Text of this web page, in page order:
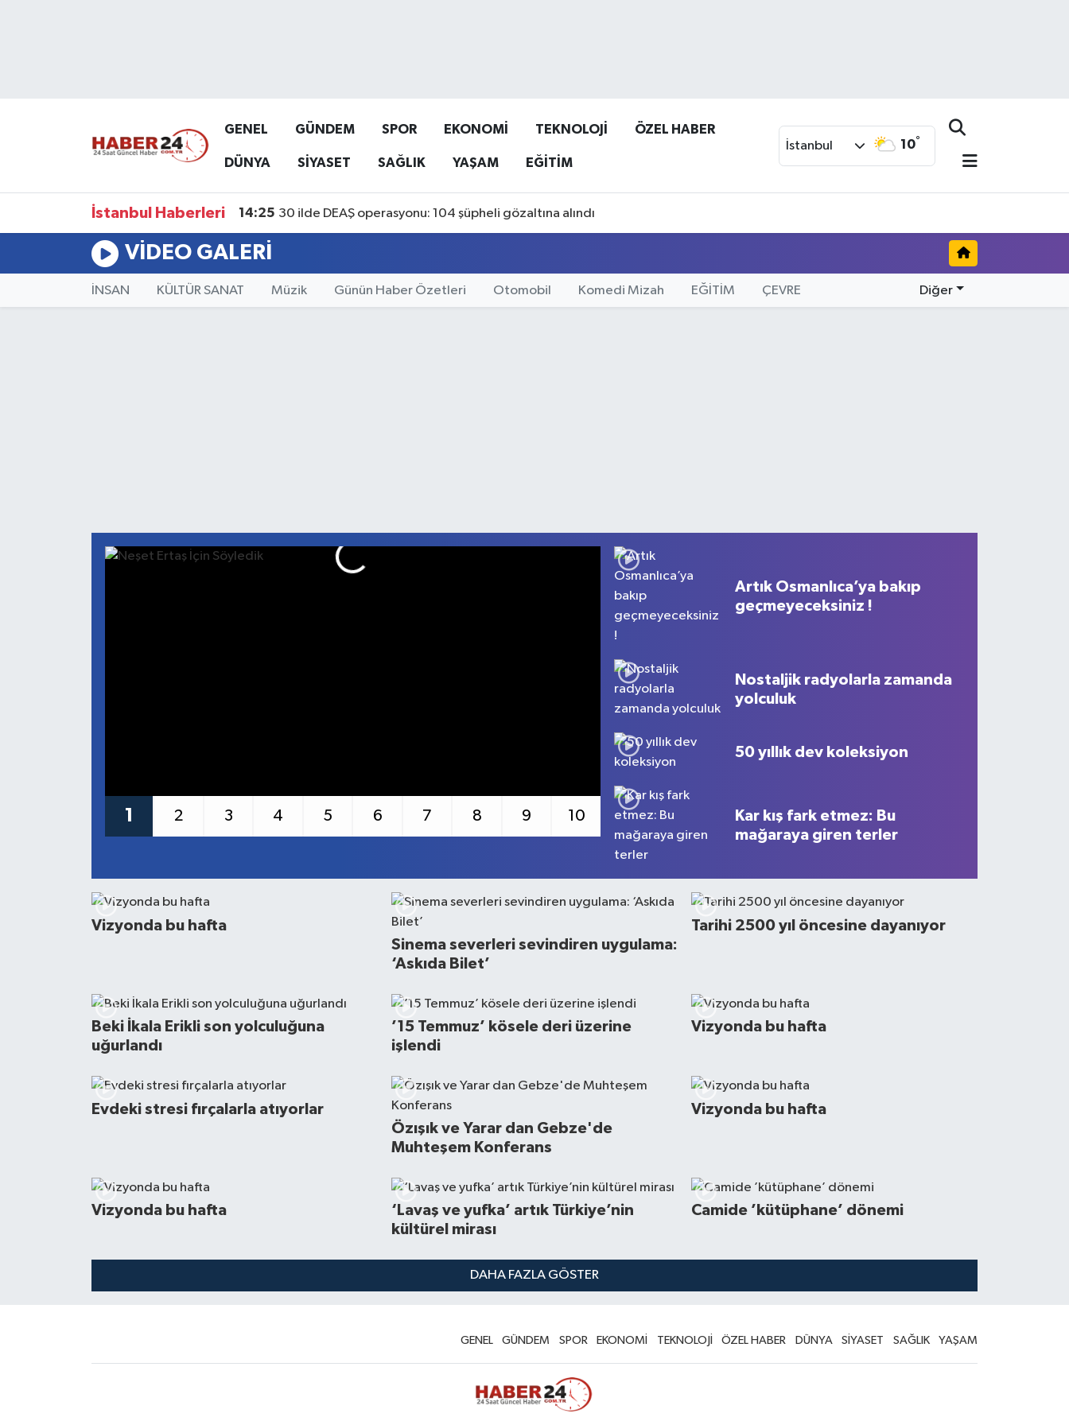
GENEL GÜNDEM SPOR EKONOMİ TEKNOLOJİ ÖZEL HABER
DÜNYA SİYASET SAĞLIK YAŞAM EĞİTİM
İstanbul 10°
İstanbul Haberleri 14:25 30 ilde DEAŞ operasyonu: 104 şüpheli gözaltına alındı
VIDEO GALERI
İNSAN KÜLTÜR SANAT Müzik Günün Haber Özetleri Otomobil Komedi Mizah EĞİTİM ÇEVRE Diğer
1 2 3 4 5 6 7 8 9 10
Artık Osmanlıca’ya bakıp
geçmeyeceksiniz !
Nostaljik radyolarla zamanda
yolculuk
50 yıllık dev koleksiyon
Kar kış fark etmez: Bu
mağaraya giren terler
Vizyonda bu hafta
Sinema severleri sevindiren uygulama:
‘Askıda Bilet’
Tarihi 2500 yıl öncesine dayanıyor
Beki İkala Erikli son yolculuğuna
uğurlandı
’15 Temmuz’ kösele deri üzerine
işlendi
Vizyonda bu hafta
Evdeki stresi fırçalarla atıyorlar
Özışık ve Yarar dan Gebze'de
Muhteşem Konferans
Vizyonda bu hafta
Vizyonda bu hafta
‘Lavaş ve yufka’ artık Türkiye’nin
kültürel mirası
Camide ’kütüphane’ dönemi
DAHA FAZLA GÖSTER
GENEL GÜNDEM SPOR EKONOMİ TEKNOLOJİ ÖZEL HABER DÜNYA SİYASET SAĞLIK YAŞAM
Namaz Vakitleri
Süper Lig Puan Durumu ve Fikstür
Tüm Manşetler